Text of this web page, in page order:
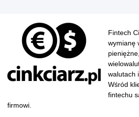
Fintech
wymianę
walutach
Wśród
fintechu
firmowi.